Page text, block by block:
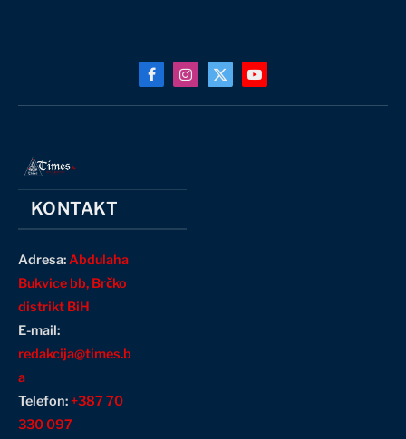
FacebookInstagram
X
(Twitter)
YouTube
KONTAKT
Adresa:Abdulaha
Bukvice bb, Brčko
distrikt BiH
E-mail:
redakcija@times.b
a
Telefon:+387 70
330 097